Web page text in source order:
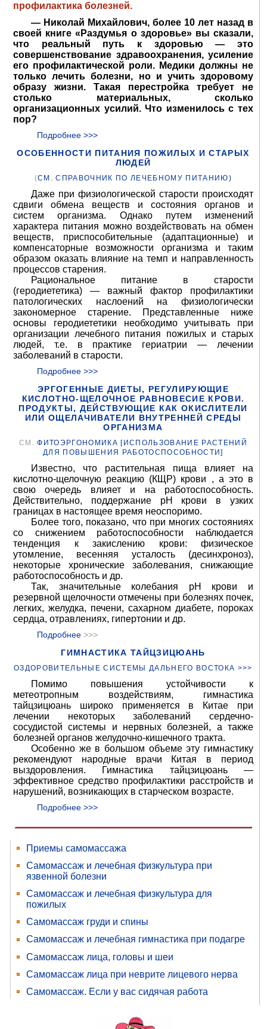
профилактика болезней.
— Николай Михайлович, более 10 лет назад в
своей книге «Раздумья о здоровье» вы сказали,
что реальный путь к здоровью — это
совершенствование здравоохранения, усиление
его профилактической роли. Медики должны не
только лечить болезни, но и учить здоровому
образу жизни. Такая перестройка требует не
столько материальных, сколько
организационных усилий. Что изменилось с тех
пор?
Подробнее >>>
ОСОБЕННОСТИ ПИТАНИЯ ПОЖИЛЫХ И СТАРЫХ
ЛЮДЕЙ
(СМ. СПРАВОЧНИК ПО ЛЕЧЕБНОМУ ПИТАНИЮ)
Даже при физиологической старости происходят
сдвиги обмена веществ и состояния органов и
систем организма. Однако путем изменений
характера питания можно воздействовать на обмен
веществ, приспособительные (адаптационные) и
компенсаторные возможности организма и таким
образом оказать влияние на темп и направленность
процессов старения.
Рациональное питание в старости
(геродиететика) — важный фактор профилактики
патологических наслоений на физиологически
закономерное старение. Представленные ниже
основы геродиететики необходимо учитывать при
организации лечебного питания пожилых и старых
людей, т.е. в практике гериатрии — лечении
заболеваний в старости.
Подробнее >>>
ЭРГОГЕННЫЕ ДИЕТЫ, РЕГУЛИРУЮЩИЕ
КИСЛОТНО-ЩЕЛОЧНОЕ РАВНОВЕСИЕ КРОВИ.
ПРОДУКТЫ, ДЕЙСТВУЮЩИЕ КАК ОКИСЛИТЕЛИ
ИЛИ ОЩЕЛАЧИВАТЕЛИ ВНУТРЕННЕЙ СРЕДЫ
ОРГАНИЗМА
СМ.ФИТОЭРГОНОМИКА [ИСПОЛЬЗОВАНИЕ РАСТЕНИЙ
ДЛЯ ПОВЫШЕНИЯ РАБОТОСПОСОБНОСТИ]
Известно, что растительная пища влияет на
кислотно-щелочную реакцию (КЩР) крови , а это в
свою очередь влияет и на работоспособность.
Действительно, поддержание pH крови в узких
границах в настоящее время неоспоримо.
Более того, показано, что при многих состояниях
со снижением работоспособности наблюдается
тенденция к закислению крови: физическое
утомление, весенняя усталость (десинхроноз),
некоторые хронические заболевания, снижающие
работоспособность и др.
Так, значительные колебания pH крови и
резервной щелочности отмечены при болезнях почек,
легких, желудка, печени, сахарном диабете, пороках
сердца, отравлениях, гипертонии и др.
Подробнее >>>
ГИМНАСТИКА ТАЙЦЗИЦЮАНЬ
ОЗДОРОВИТЕЛЬНЫЕ СИСТЕМЫ ДАЛЬНЕГО ВОСТОКА >>>
Помимо повышения устойчивости к
метеотропным воздействиям, гимнастика
тайцзицюань широко применяется в Китае при
лечении некоторых заболеваний сердечно-
сосудистой системы и нервных болезней, а также
болезней органов желудочно-кишечного тракта.
Особенно же в большом объеме эту гимнастику
рекомендуют народные врачи Китая в период
выздоровления. Гимнастика тайцзицюань —
эффективное средство профилактики расстройств и
нарушений, возникающих в старческом возрасте.
Подробнее >>>
Приемы самомассажа
Самомассаж и лечебная физкультура при
язвенной болезни
Самомассаж и лечебная физкультура для
пожилых
Самомассаж груди и спины
Самомассаж и лечебная гимнастика при подагре
Самомассаж лица, головы и шеи
Самомассаж лица при неврите лицевого нерва
Самомассаж. Если у вас сидячая работа